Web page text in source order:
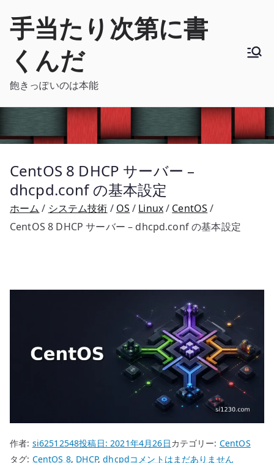
手当たり次第に書
くんだ
飽きっぽいのは本能
CentOS 8 DHCP サーバー –
dhcpd.conf の基本設定
ホーム システム技術 OS Linux
CentOS
CentOS 8 DHCP サーバー – dhcpd.conf の基本設定
作者: si62512548投稿日:2021年4月26日カテゴリー: CentOS
タグ: CentOS 8, DHCP,dhcpdCentOS
コメントはまだありません